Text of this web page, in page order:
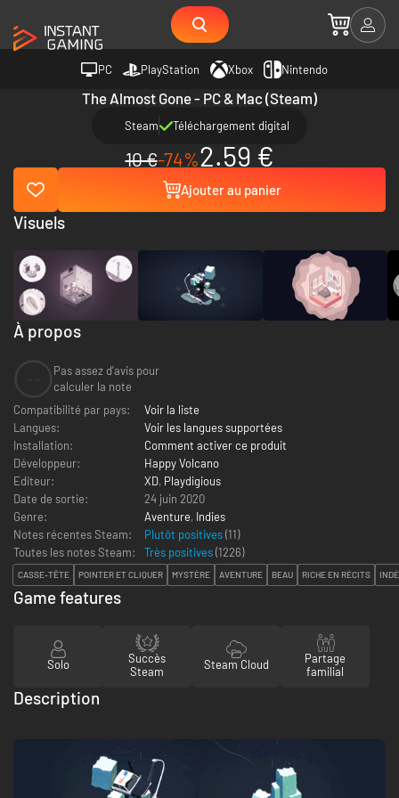
PC PlayStation Xbox Nintendo
The Almost Gone - PC & Mac (Steam)
Steam Téléchargement digital
10 €-74%2.59 €
Ajouter au panier
À propos
Pas assez d'avis pour
calculer la note
Compatibilité par pays:
Voir la liste
Langues:
Voir les langues supportées
Installation:
Comment activer ce produit
Développeur:
Happy Volcano
Editeur:
XD, Playdigious
Date de sortie:
24 juin 2020
Genre:
Aventure, Indies
Notes récentes Steam:
Plutôt positives(11)
Toutes les notes Steam:
Très positives(1226)
CASSE-TÊTE POINTER ET CLIQUER MYSTÈRE AVENTURE BEAU RICHE EN RÉCITS
Visuels
Game features
Solo
Succès
Steam
Steam Cloud
Partage
familial
Description